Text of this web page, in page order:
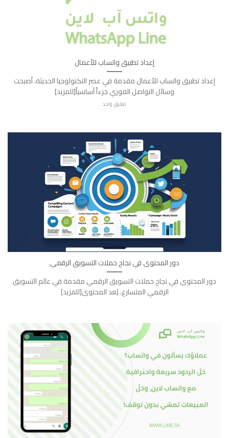
إعداد تطبيق واتساب للأعمال
إعداد تطبيق واتساب للأعمال مقدمة في عصر التكنولوجيا الحديثة، أصبحت
وسائل التواصل الفوري جزءاً أساسياً[للمزيد]
تعليق واحد
دور المحتوى في نجاح حملات التسويق الرقمي
دور المحتوى في نجاح حملات التسويق الرقمي مقدمة في عالم التسويق
الرقمي المتسارع، يُعد المحتوى[للمزيد]